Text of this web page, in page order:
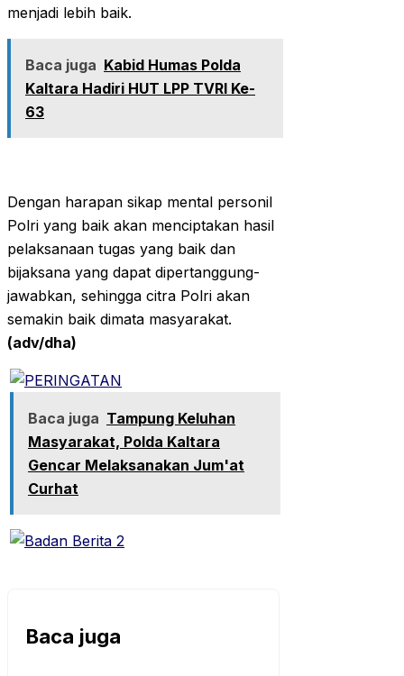
menjadi lebih baik.
Baca juga Kabid Humas Polda
Kaltara Hadiri HUT LPP TVRI Ke-
63
Dengan harapan sikap mental personil
Polri yang baik akan menciptakan hasil
pelaksanaan tugas yang baik dan
bijaksana yang dapat dipertanggung-
jawabkan, sehingga citra Polri akan
semakin baik dimata masyarakat.
(adv/dha)
Baca juga Tampung Keluhan
Masyarakat, Polda Kaltara
Gencar Melaksanakan Jum'at
Curhat
Baca juga